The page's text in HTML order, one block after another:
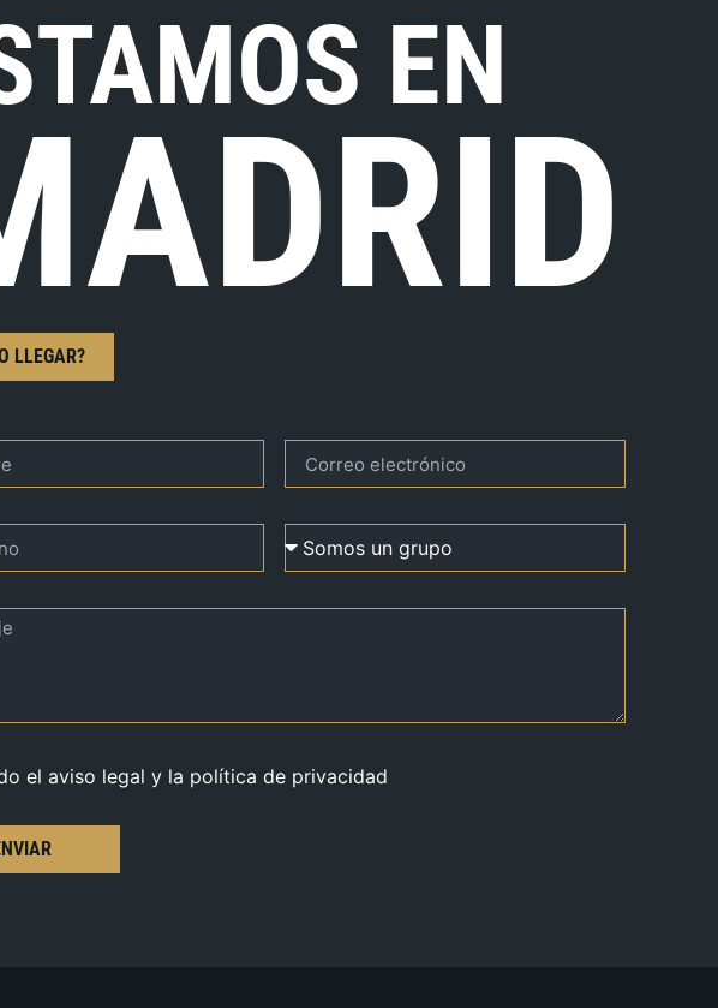
EN
LLEGAR?
el aviso legal y la política de privacidad